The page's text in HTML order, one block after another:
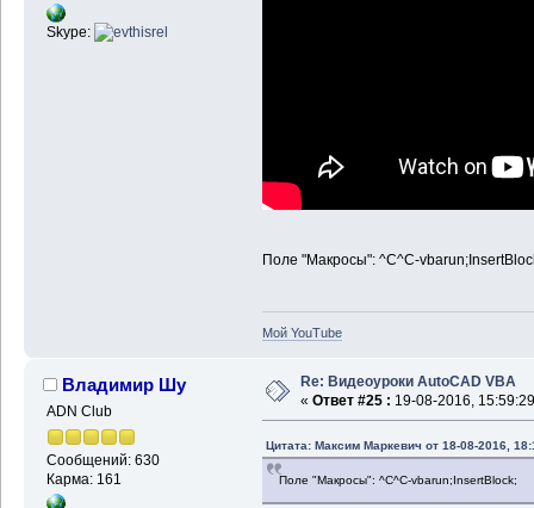
Skype:
Поле "Макросы": ^C^C-
Мой YouTube
Владимир Шу
ADN Club
Сообщений: 630
Карма: 161
Re: Видеоуроки AutoCAD VBA
« Ответ #25 : 19-08-2016,
Цитата: Максим Маркевич от 18-08-2016,
Поле "Макросы": ^C^C-vbarun;InsertBlock;